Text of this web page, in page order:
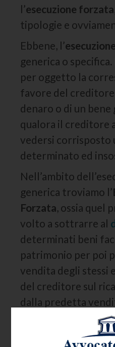
l’esecuzione forzata
tipologie e
Ebbene, l’
generica o specifica.
per oggetto la
favore del
denaro o di un bene
qualora il creditore
vedersi corrisposto
determinato ed
Nell’ambito
generica troviamo l’
Forzata, ossia quel
volto a sottrarre al
determinati beni
patrimonio per poi
vendita degli stessi
del creditore sul
dalla predetta
Inoltre,
avere per oggetto